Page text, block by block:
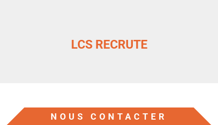
LCS RECRUTE
NOUS CONTACTER